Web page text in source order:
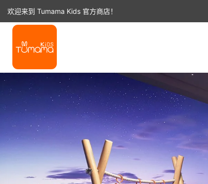
跳
至
内
容
欢迎来到 Tumama Kids 官方商店！